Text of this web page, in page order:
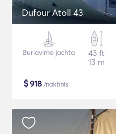
Dufour Atoll 43
Buriavimo jachta
43 ft
13 m
$918 /naktinis